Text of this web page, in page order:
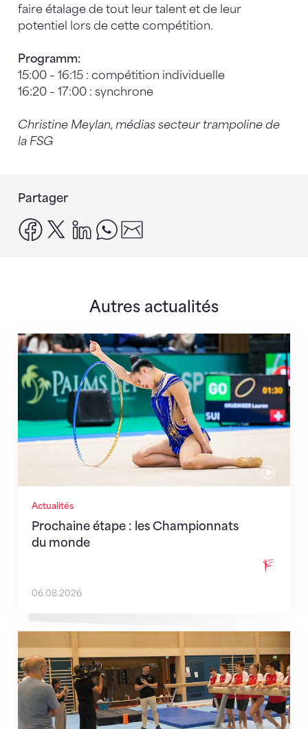
faire étalage de tout leur talent et de leur
potentiel lors de cette compétition.
Programm:
15:00 – 16:15 : compétition individuelle
16:20 – 17:00 : synchrone
Christine Meylan, médias secteur trampoline de
la FSG
Partager
facebook
x linkedinwhatsapp
Autres actualités
Actualités
Prochaine étape : les Championnats
du monde
Prochaine étape : les Championnats du monde
06.08.2026
En route pour Zagreb avec des objectifs clairs